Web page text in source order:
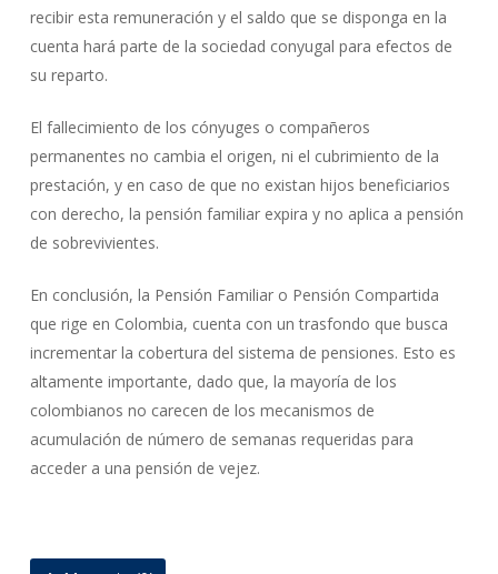
recibir esta remuneración y el saldo que se disponga en la
cuenta hará parte de la sociedad conyugal para efectos de
su reparto.
El fallecimiento de los cónyuges o compañeros
permanentes no cambia el origen, ni el cubrimiento de la
prestación, y en caso de que no existan hijos beneficiarios
con derecho, la pensión familiar expira y no aplica a pensión
de sobrevivientes.
En conclusión, la Pensión Familiar o Pensión Compartida
que rige en Colombia, cuenta con un trasfondo que busca
incrementar la cobertura del sistema de pensiones. Esto es
altamente importante, dado que, la mayoría de los
colombianos no carecen de los mecanismos de
acumulación de número de semanas requeridas para
acceder a una pensión de vejez.